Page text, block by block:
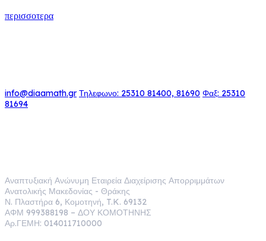
περισσοτερα
info@diaamath.gr Τηλεφωνο: 25310 81400, 81690 Φαξ: 25310
81694
Αναπτυξιακή Ανώνυμη Εταιρεία Διαχείρισης Απορριμμάτων
Ανατολικής Μακεδονίας - Θράκης
Ν. Πλαστήρα 6, Κομοτηνή, T.K. 69132
ΑΦΜ 999388198 – ΔΟΥ ΚΟΜΟΤΗΝΗΣ
Αρ.ΓΕΜΗ: 014011710000